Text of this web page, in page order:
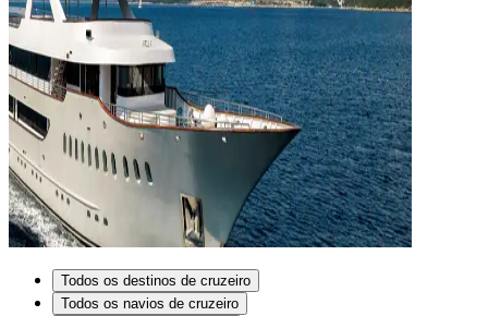
Todos os destinos de cruzeiro
Todos os navios de cruzeiro